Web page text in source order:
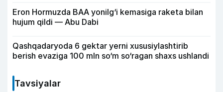
Eron Hormuzda BAA yonilg‘i kemasiga raketa bilan
hujum qildi — Abu Dabi
Qashqadaryoda 6 gektar yerni xususiylashtirib
berish evaziga 100 mln so‘m so‘ragan shaxs ushlandi
Tavsiyalar